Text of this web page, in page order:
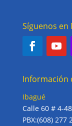
Síguenos en
Información
Ibagué
Calle 60 # 4-
PBX:(608) 277